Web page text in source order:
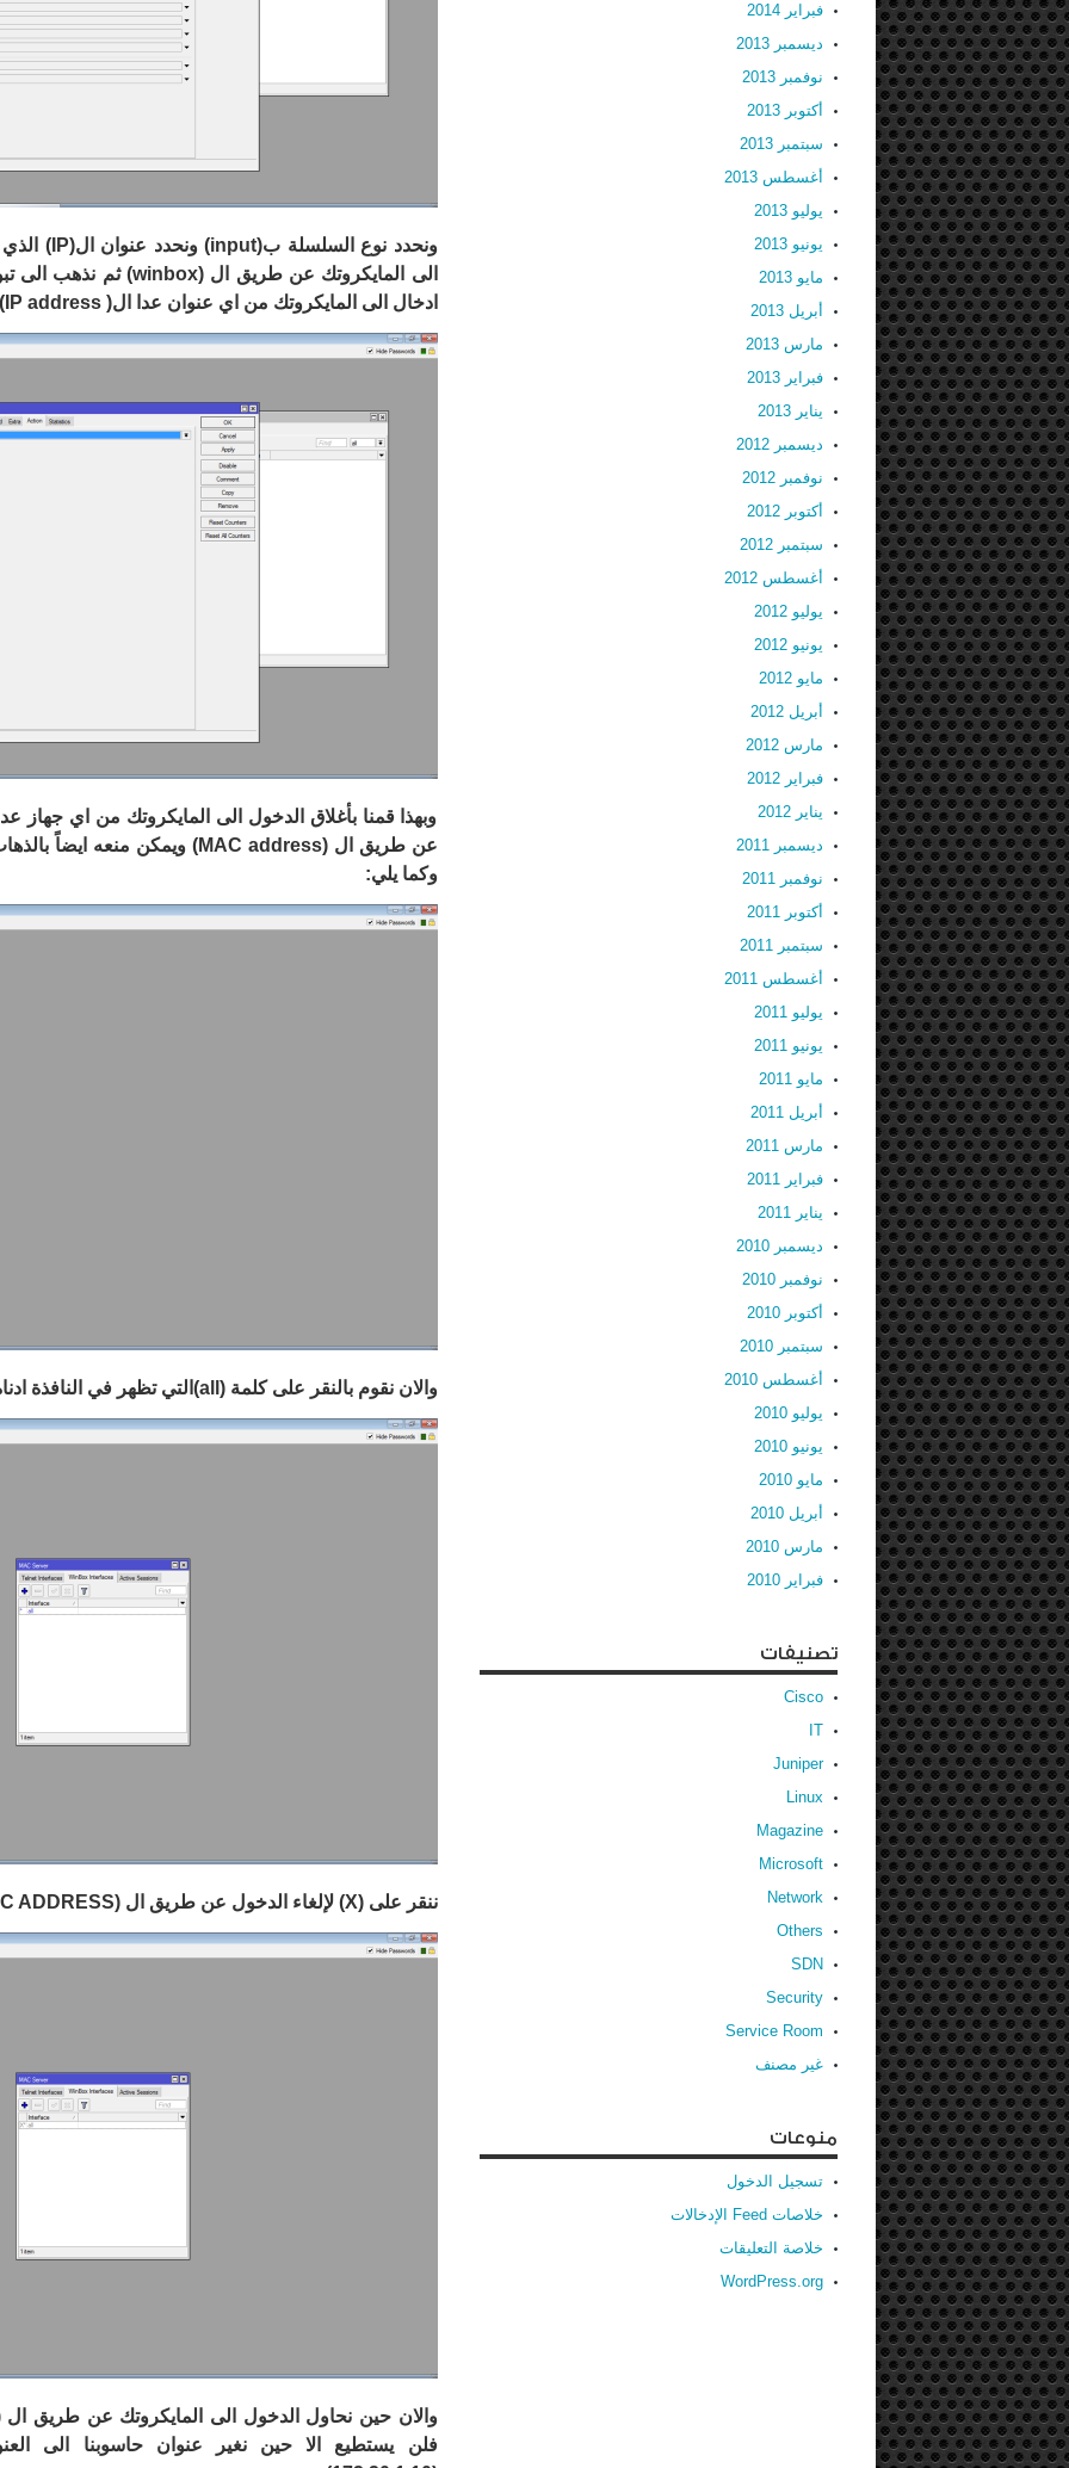
ونحدد نوع السلسلة ب(input) ونحدد عنوان ال(IP) الذي
الى المايكروتك عن طريق ال (winbox) ثم نذهب الى
ادخال الى المايكروتك من اي عنوان عدا ال(IP address
وبهذا قمنا بأغلاق الدخول الى المايكروتك من اي جهاز
عن طريق ال (MAC address) ويمكن منعه ايضاً
وكما يلي:
والان نقوم بالنقر على كلمة ( all)التي تظهر في النافذة
ننقر على (X) لإلغاء الدخول عن طريق ال (ADDRESS
والان حين نحاول الدخول الى المايكروتك عن طريق ال
فلن يستطيع الا حين نغير عنوان حاسوبنا الى
فبراير 2014
ديسمبر 2013
نوفمبر 2013
أكتوبر 2013
سبتمبر 2013
أغسطس 2013
يوليو 2013
يونيو 2013
مايو 2013
أبريل 2013
مارس 2013
فبراير 2013
يناير 2013
ديسمبر 2012
نوفمبر 2012
أكتوبر 2012
سبتمبر 2012
أغسطس 2012
يوليو 2012
يونيو 2012
مايو 2012
أبريل 2012
مارس 2012
فبراير 2012
يناير 2012
ديسمبر 2011
نوفمبر 2011
أكتوبر 2011
سبتمبر 2011
أغسطس 2011
يوليو 2011
يونيو 2011
مايو 2011
أبريل 2011
مارس 2011
فبراير 2011
يناير 2011
ديسمبر 2010
نوفمبر 2010
أكتوبر 2010
سبتمبر 2010
أغسطس 2010
يوليو 2010
يونيو 2010
مايو 2010
أبريل 2010
مارس 2010
فبراير 2010
تصنيفات
Cisco
IT
Juniper
Linux
Magazine
Microsoft
Network
Others
SDN
Security
Service Room
غير مصنف
منوعات
تسجيل الدخول
خلاصات Feed الإدخالات
خلاصة التعليقات
WordPress.org